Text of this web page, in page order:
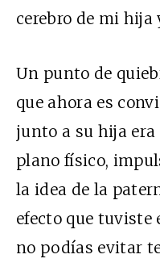
cerebro de mi hija
Un punto de
que ahora es
junto a su hija
plano físico,
la idea de la
efecto que tuviste
no podías evitar